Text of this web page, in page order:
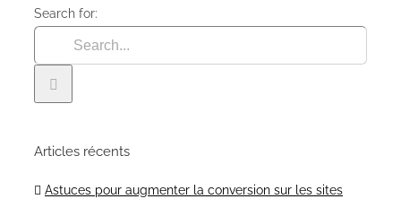
Search for:
Articles récents
Astuces pour augmenter la conversion sur les sites